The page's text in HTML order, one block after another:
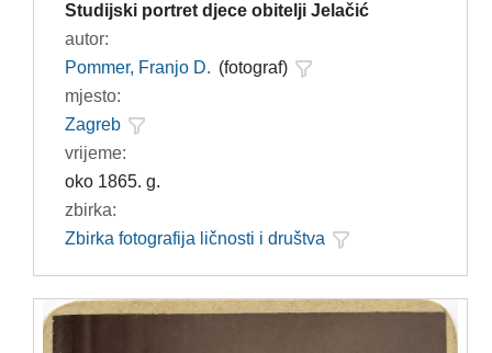
Studijski portret djece obitelji Jelačić
autor:
Pommer, Franjo D. (fotograf)
mjesto:
Zagreb
vrijeme:
oko 1865. g.
zbirka:
Zbirka fotografija ličnosti i društva